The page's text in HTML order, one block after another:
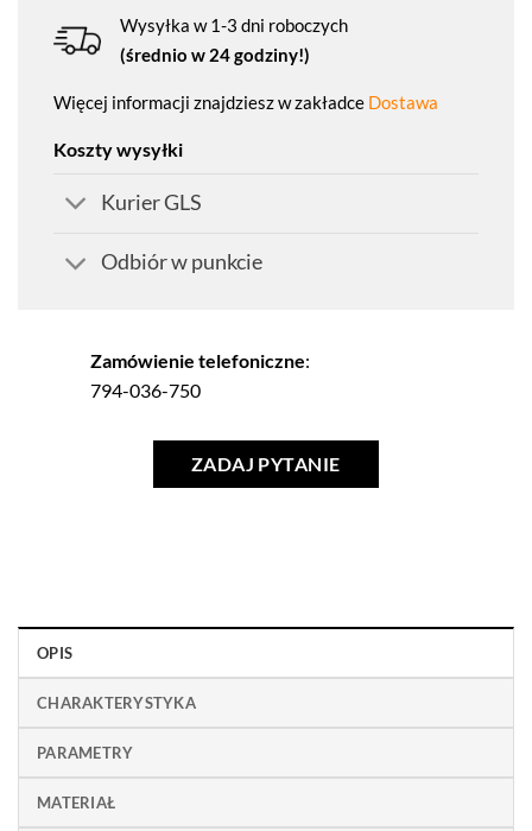
Wysyłka w 1-3 dni roboczych
(średnio w 24 godziny!)
Więcej informacji znajdziesz w zakładce Dostawa
Koszty wysyłki
Kurier GLS
Odbiór w punkcie
Zamówienie telefoniczne:
794-036-750
ZADAJ PYTANIE
OPIS
CHARAKTERYSTYKA
PARAMETRY
MATERIAŁ